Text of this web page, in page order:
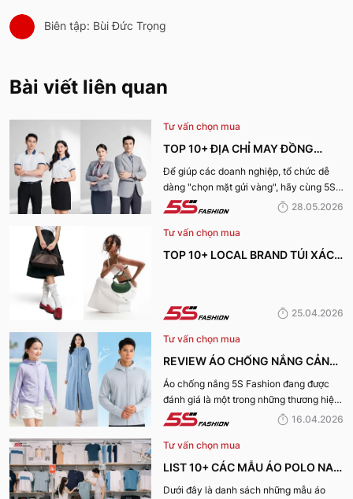
Biên tập: Bùi Đức Trọng
Bài viết liên quan
Tư vấn chọn mua
TOP 10+ ĐỊA CHỈ MAY ĐỒNG
PHỤC CÔNG TY ĐẸP, UY TÍN
NHẤT HIỆN NAY
Để giúp các doanh nghiệp, tổ chức dễ
dàng "chọn mặt gửi vàng", hãy cùng 5S
Fashion tìm hiểu những địa chỉ may đồng
được nhiều đánh giá tích cực nhất hiện
nay.
28.05.2026
Tư vấn chọn mua
TOP 10+ LOCAL BRAND TÚI XÁCH
25.04.2026
Tư vấn chọn mua
REVIEW ÁO CHỐNG NẮNG CẢN
TIA UV, CHỐNG NẮNG TỐT NHẤT
CỦA 5S FASHION 2026
Áo chống nắng 5S Fashion đang được
đánh giá là một trong những thương hiệu
áo đáng mua hàng đầu hiện nay. Vậy
giá tích cực đến vậy? Cùng đi hết bài
viết nhé!
16.04.2026
Tư vấn chọn mua
LIST 10+ CÁC MẪU ÁO POLO NAM
MÙA HÈ BÁN CHẠY NHẤT CỦA 5S
Dưới đây là danh sách những mẫu áo